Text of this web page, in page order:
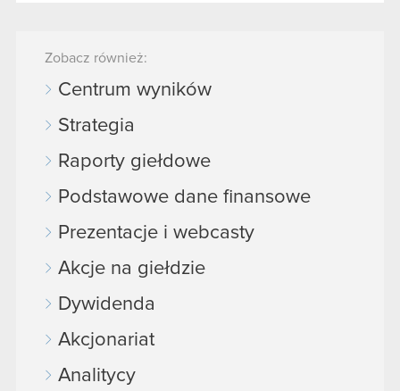
Zobacz również:
Centrum wyników
Strategia
Raporty giełdowe
Podstawowe dane finansowe
Prezentacje i webcasty
Akcje na giełdzie
Dywidenda
Akcjonariat
Analitycy